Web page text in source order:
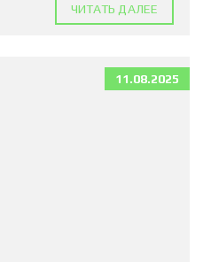
ЧИТАТЬ ДАЛЕЕ
11.08.2025